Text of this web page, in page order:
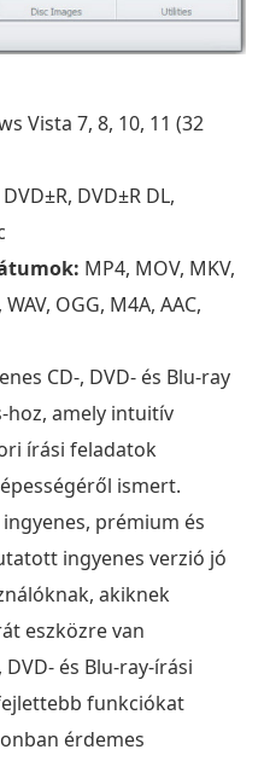
Vista 7, 8, 10, 11 (32
DVD±R, DVD±R DL,
MP4, MOV, MKV,
OGG, M4A, AAC,
CD-, DVD- és Blu-ray
hoz, amely intuitív
írási feladatok
ismert.
prémium és
ingyenes verzió jó
akiknek
eszközre van
és Blu-ray-írási
funkciókat
érdemes